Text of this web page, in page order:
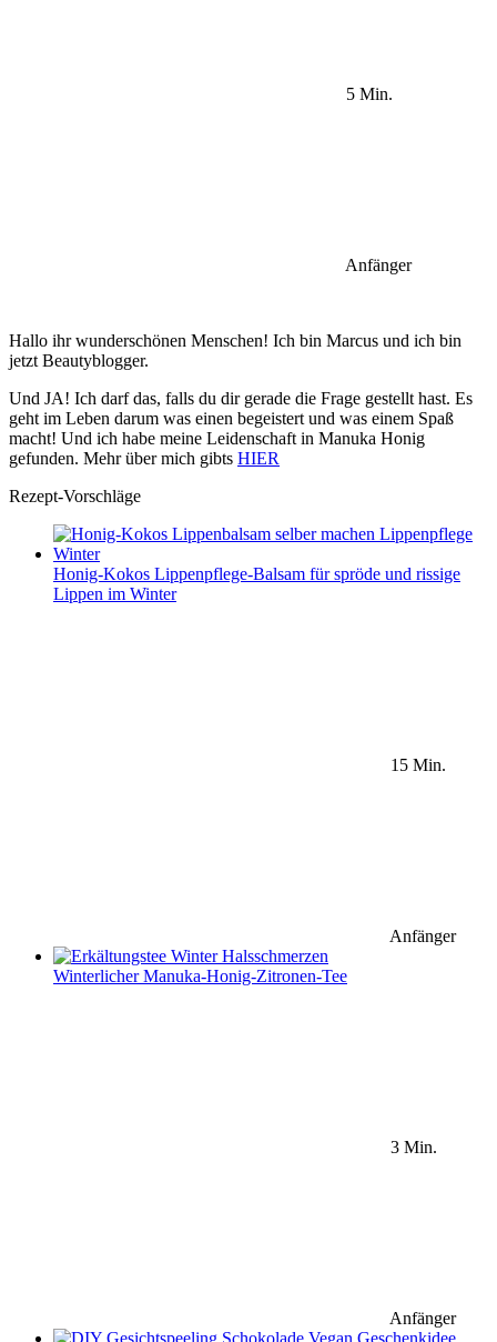
5 Min.
Anfänger
Hallo ihr wunderschönen Menschen! Ich bin Marcus und ich bin
jetzt Beautyblogger.
Und JA! Ich darf das, falls du dir gerade die Frage gestellt hast. Es
geht im Leben darum was einen begeistert und was einem Spaß
macht! Und ich habe meine Leidenschaft in Manuka Honig
gefunden. Mehr über mich gibts HIER
Rezept-Vorschläge
Honig-Kokos Lippenpflege-Balsam für spröde und rissige
Lippen im Winter
15 Min.
Anfänger
Winterlicher Manuka-Honig-Zitronen-Tee
3 Min.
Anfänger